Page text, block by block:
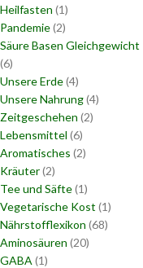
Heilfasten (1)
Pandemie(2)
Säure Basen Gleichgewicht
(6)
Unsere Erde(4)
Unsere Nahrung(4)
Zeitgeschehen (2)
Lebensmittel (6)
Aromatisches (2)
Kräuter(2)
Tee und Säfte(1)
Vegetarische Kost (1)
Nährstofflexikon (68)
Aminosäuren (20)
GABA (1)